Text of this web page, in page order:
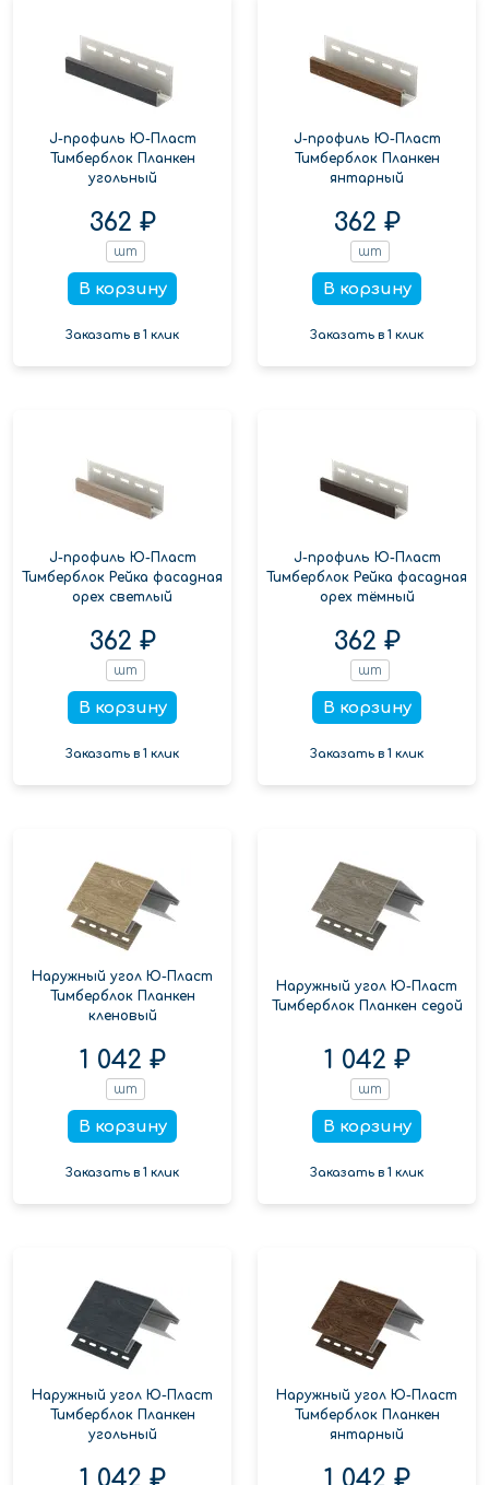
J-профиль Ю-Пласт
Тимберблок Планкен
угольный
362 ₽
шт
В корзину
Заказать в 1 клик
J-профиль Ю-Пласт
Тимберблок Планкен
янтарный
362 ₽
шт
В корзину
Заказать в 1 клик
J-профиль Ю-Пласт
Тимберблок Рейка фасадная
орех светлый
362 ₽
шт
В корзину
Заказать в 1 клик
J-профиль Ю-Пласт
Тимберблок Рейка фасадная
орех тёмный
362 ₽
шт
В корзину
Заказать в 1 клик
Наружный угол Ю-Пласт
Тимберблок Планкен
кленовый
1 042 ₽
шт
В корзину
Заказать в 1 клик
Наружный угол Ю-Пласт
Тимберблок Планкен седой
1 042 ₽
шт
В корзину
Заказать в 1 клик
Наружный угол Ю-Пласт
Тимберблок Планкен
угольный
1 042 ₽
Наружный угол Ю-Пласт
Тимберблок Планкен
янтарный
1 042 ₽